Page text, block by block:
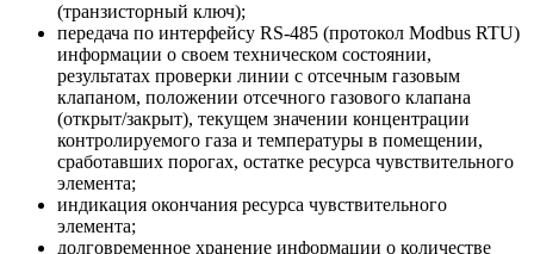
(транзисторный ключ);
передача по интерфейсу RS-485 (протокол Modbus RTU)
информации о своем техническом состоянии,
результатах проверки линии с отсечным газовым
клапаном, положении отсечного газового клапана
(открыт/закрыт), текущем значении концентрации
контролируемого газа и температуры в помещении,
сработавших порогах, остатке ресурса чувствительного
элемента;
индикация окончания ресурса чувствительного
элемента;
долговременное хранение информации о количестве